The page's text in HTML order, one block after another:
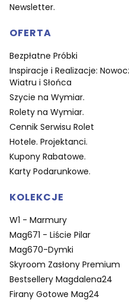
Newsletter.
OFERTA
Bezpłatne Próbki
Inspiracje i Realizacje:
Wiatru i Słońca
Szycie na Wymiar.
Rolety na Wymiar.
Cennik Serwisu Rolet
Hotele. Projektanci.
Kupony Rabatowe.
Karty Podarunkowe.
KOLEKCJE
W1 - Marmury
Mag671 - Liście Pilar
Mag670-Dymki
Skyroom Zasłony Premium
Bestsellery Magdalena24
Firany Gotowe Mag24